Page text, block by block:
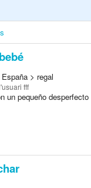
> regal
fff
un pequeño